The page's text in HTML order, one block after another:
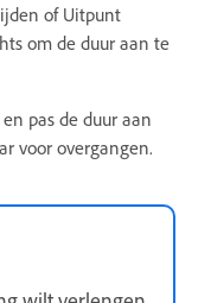
of Uitpunt
om de duur aan te
pas de duur aan
voor overgangen.